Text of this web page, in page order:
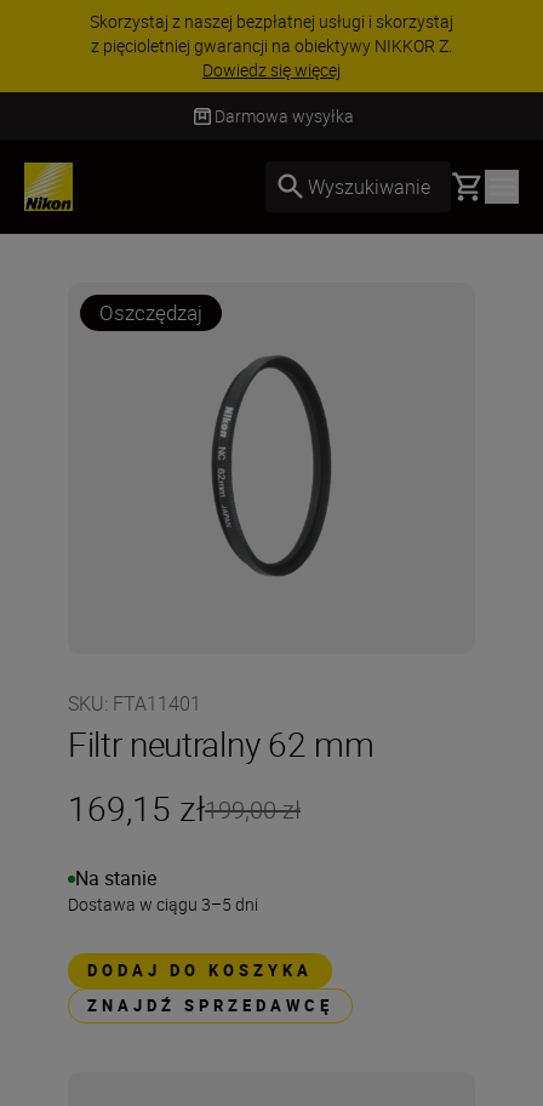
Skorzystaj z naszej bezpłatnej usługi i skorzystaj
z pięcioletniej gwarancji na obiektywy NIKKOR Z.
Dowiedz się więcej
Darmowa wysyłka
Wyszukiwanie Basket
Oszczędzaj
SKU: FTA11401
Filtr neutralny 62 mm
169,15 zł199,00 zł
Na stanie
Dostawa w ciągu 3–5 dni
DODAJ DO KOSZYKA
ZNAJDŹ SPRZEDAWCĘ